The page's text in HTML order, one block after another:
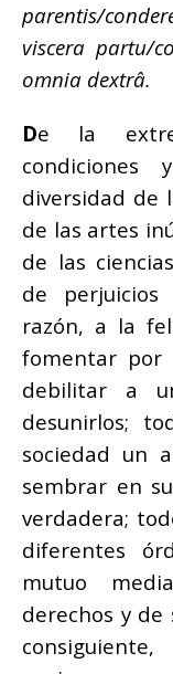
parentis/
viscera partu/
omnia dextrâ.
De la
diversidad de
de las artes
de las
de
razón, a la
fomentar por
debilitar a
desunirlos;
sociedad un
sembrar en
verdadera;
diferentes
mutuo
derechos y